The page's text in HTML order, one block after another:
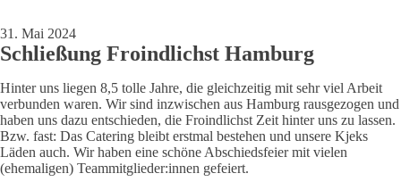
31. Mai 2024
Schließung Froindlichst Hamburg
Hinter uns liegen 8,5 tolle Jahre, die gleichzeitig mit sehr viel Arbeit
verbunden waren. Wir sind inzwischen aus Hamburg rausgezogen und
haben uns dazu entschieden, die Froindlichst Zeit hinter uns zu lassen.
Bzw. fast: Das Catering bleibt erstmal bestehen und unsere Kjeks
Läden auch. Wir haben eine schöne Abschiedsfeier mit vielen
(ehemaligen) Teammitglieder:innen gefeiert.